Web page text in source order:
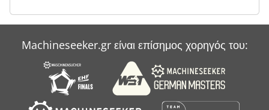
Machineseeker.gr είναι επίσημος χορηγός του: